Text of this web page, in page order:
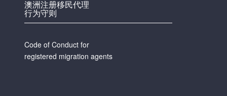
澳洲注册移民代理
行为守则
Code of Conduct for
registered migration agents